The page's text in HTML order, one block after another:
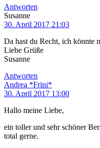
Antworten
Susanne
30. April 2017 21:03
Da hast du Recht, ich könnte
Liebe Grüße
Susanne
Antworten
Andrea *Frini*
30. April 2017 13:00
Hallo meine Liebe,
ein toller und sehr schöner
total gerne.